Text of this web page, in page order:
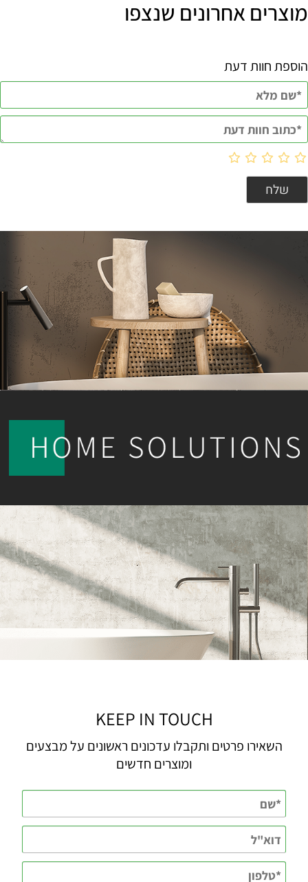
מוצרים אחרונים שנצפו
הוספת חוות דעת
KEEP IN TOUCH
השאירו פרטים ותקבלו עדכונים ראשונים על מבצעים
ומוצרים חדשים